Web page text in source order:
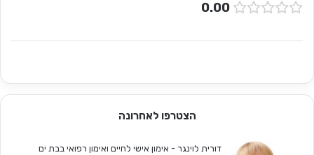
0.00
הצטרפו לאחרונה
דורית לוינגר - אימון אישי לחיים ואימון רפואי בבת ים